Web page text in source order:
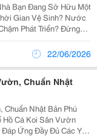
Một
Gian Vệ Sinh? Nước
Phát Triển? Đừng
Vệ Sinh Hồ Cá Koi
Có Mặt Nhanh...
22/06/2026
Chuẩn Nhật
Nhật Bản Phú
Hồ Cá Koi Sân Vườn
Ứng Đầy Đủ Các Yếu